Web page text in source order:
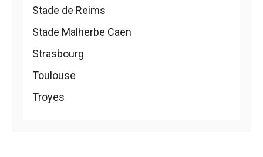
Stade de Reims
Stade Malherbe Caen
Strasbourg
Toulouse
Troyes